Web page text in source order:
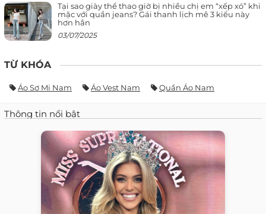
Tại sao giày thể thao giờ bị nhiều chị em “xếp xó” khi
mặc với quần jeans? Gái thanh lịch mê 3 kiểu này
hơn hẳn
03/07/2025
TỪ KHÓA
Áo Sơ Mi Nam Áo Vest Nam Quần Áo Nam
Thông tin nổi bật